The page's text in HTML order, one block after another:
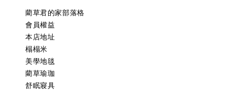
藺草君的家部落格
會員權益
本店地址
榻榻米
美學地毯
藺草瑜珈
舒眠寢具